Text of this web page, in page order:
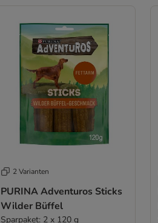
2 Varianten
PURINA Adventuros Sticks
Wilder Büffel
Sparpaket: 2 x 120 g